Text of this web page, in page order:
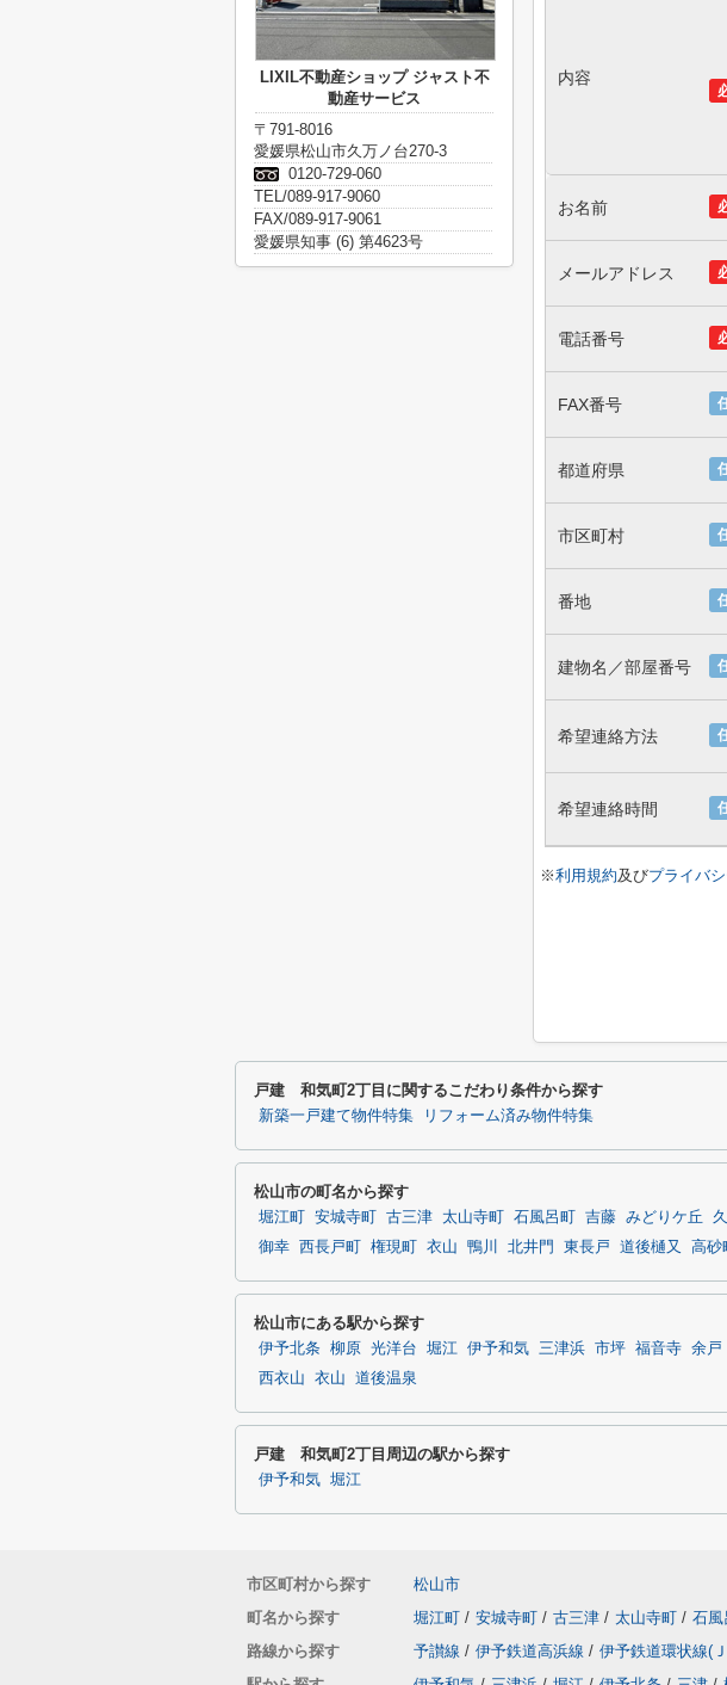
内容
お名前
メールアドレス
電話番号
FAX番号
都道府県
市区町村
番地
建物名／部屋番号
希望連絡方法
希望連絡時間
※利用規約及びプライバ
LIXIL不動産ショップ ジャスト不
動産サービス
〒791-8016
愛媛県松山市久万ノ台270-3
0120-729-060
TEL/089-917-9060
FAX/089-917-9061
愛媛県知事 (6) 第4623号
戸建 和気町2丁目に関するこだわり条件から探す
新築一戸建て物件特集 リフォーム済み物件特集
松山市の町名から探す
堀江町 安城寺町 古三津 太山寺町 石風呂町 吉藤 みどりケ丘
御幸
西長戸町 権現町 衣山 鴨川 北井門 東長戸 道後樋又 高砂
松山市にある駅から探す
伊予北条 柳原 光洋台 堀江 伊予和気 三津浜 市坪 福音寺 余戸
西衣山
衣山 道後温泉
戸建 和気町2丁目周辺の駅から探す
伊予和気 堀江
市区町村から探す
松山市
町名から探す
堀江町 / 安城寺町 / 古三津 / 太山寺町 / 石風
路線から探す
予讃線 / 伊予鉄道高浜線 / 伊予鉄道環状線(